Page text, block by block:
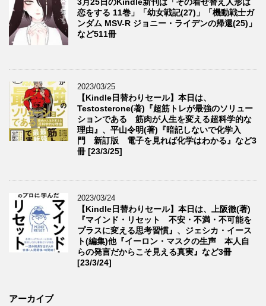
3月25日のKindle新刊は「その着せ替え人形は
恋をする 11巻」「幼女戦記(27)」「機動戦士ガ
ンダム MSV-R ジョニー・ライデンの帰還(25)」
など511冊
2023/03/25
【Kindle日替わりセール】本日は、
Testosterone(著)『超筋トレが最強のソリュー
ションである 筋肉が人生を変える超科学的な
理由』、平山令明(著)『暗記しないで化学入
門 新訂版 電子を見れば化学はわかる』など3
冊 [23/3/25]
2023/03/24
【Kindle日替わりセール】本日は、上阪徹(著)
『マインド・リセット 不安・不満・不可能を
プラスに変える思考習慣』、ジェシカ・イース
ト(編集)他『イーロン・マスクの生声 本人自
らの発言だからこそ見える真実』など3冊
[23/3/24]
アーカイブ